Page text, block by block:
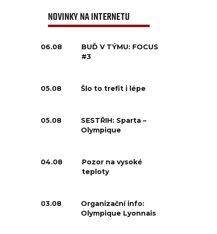
NOVINKY NA INTERNETU
06.08
BUĎ V TÝMU: FOCUS
#3
05.08 Šlo to trefit i lépe
05.08
SESTŘIH: Sparta –
Olympique
04.08
Pozor na vysoké
teploty
03.08
Organizační info:
Olympique Lyonnais